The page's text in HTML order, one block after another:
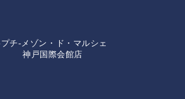
チ-メゾン・ド・マルシェ
神戸国際会館店